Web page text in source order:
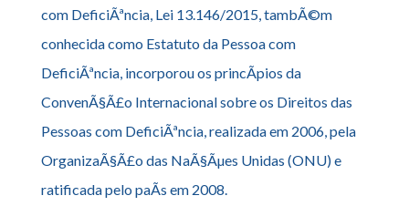
com DeficiÃªncia, Lei 13.146/2015, tambÃ©m
conhecida como Estatuto da Pessoa com
DeficiÃªncia, incorporou os princÃ­pios da
ConvenÃ§Ã£o Internacional sobre os Direitos das
Pessoas com DeficiÃªncia, realizada em 2006, pela
OrganizaÃ§Ã£o das NaÃ§Ãµes Unidas (ONU) e
ratificada pelo paÃ­s em 2008.